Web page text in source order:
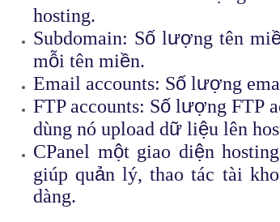
hosting.
Subdomain: Số lượng tên mi
mỗi tên miền.
Email accounts: Số lượng
FTP accounts: Số lượng FTP
dùng nó upload dữ liệu lên
CPanel một giao diện
giúp quản lý, thao tác tài kho
dàng.